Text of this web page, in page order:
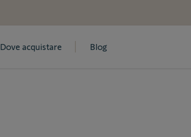
Dove acquistare Blog